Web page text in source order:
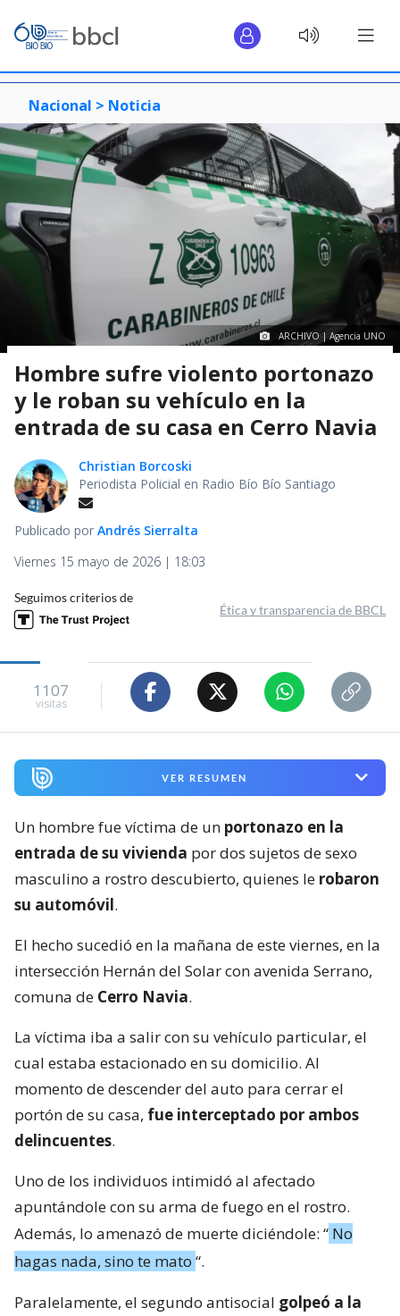
Nacional > Noticia
ARCHIVO | Agencia UNO
Hombre sufre violento portonazo
y le roban su vehículo en la
entrada de su casa en Cerro Navia
Christian Borcoski
Periodista Policial en Radio Bío Bío Santiago
Publicado por Andrés Sierralta
Viernes 15 mayo de 2026 | 18:03
Seguimos criterios de
Ética y transparencia de BBCL
1107
visitas
VER RESUMEN
Un hombre fue víctima de un portonazo en la
entrada de su vivienda por dos sujetos de sexo
masculino a rostro descubierto, quienes le robaron
su automóvil.
El hecho sucedió en la mañana de este viernes, en la
intersección Hernán del Solar con avenida Serrano,
comuna de Cerro Navia.
La víctima iba a salir con su vehículo particular, el
cual estaba estacionado en su domicilio. Al
momento de descender del auto para cerrar el
portón de su casa, fue interceptado por ambos
delincuentes.
Uno de los individuos intimidó al afectado
apuntándole con su arma de fuego en el rostro.
Además, lo amenazó de muerte diciéndole: “ No
hagas nada, sino te mato “.
Paralelamente, el segundo antisocial golpeó a la